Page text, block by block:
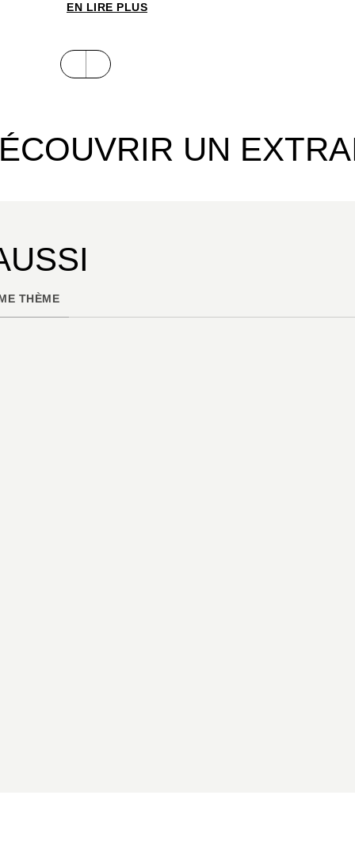
EN LIRE PLUS
UN
THÈME